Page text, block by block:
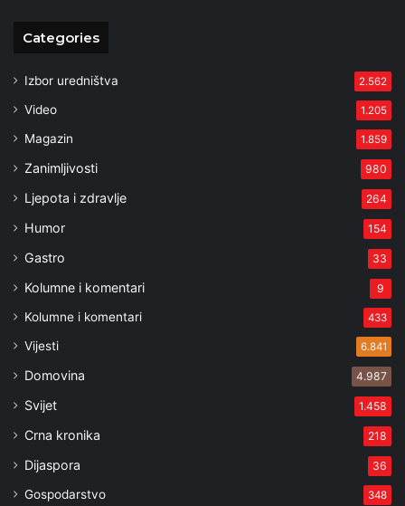
Categories
Izbor uredništva 2.562
Video 1.205
Magazin 1.859
Zanimljivosti 980
Ljepota i zdravlje 264
Humor 154
Gastro 33
Kolumne i komentari 9
Kolumne i komentari 433
Vijesti 6.841
Domovina 4.987
Svijet 1.458
Crna kronika 218
Dijaspora 36
Gospodarstvo 348